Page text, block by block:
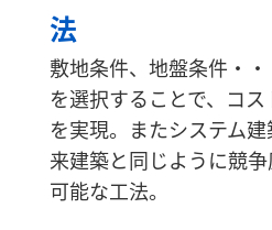
法
敷地条件、地盤条件・
を選択することで、コ
を実現。またシステム
来建築と同じように競
可能な工法。